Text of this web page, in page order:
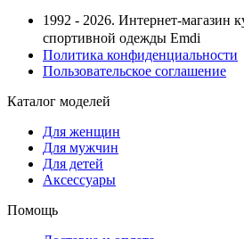
1992 - 2026. Интернет-магазин
спортивной одежды Emdi
Политика конфиденциальности
Пользовательское соглашение
Каталог моделей
Для женщин
Для мужчин
Для детей
Аксессуары
Помощь